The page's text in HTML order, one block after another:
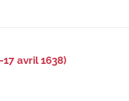
avril 1638)